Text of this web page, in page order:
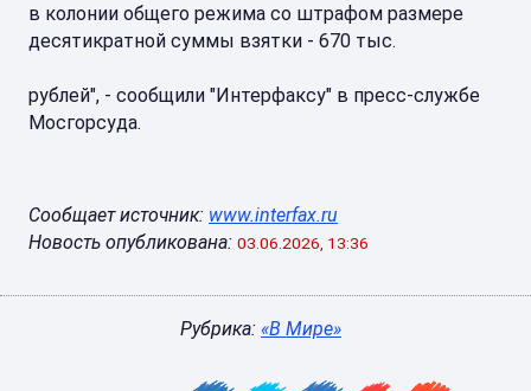
в колонии общего режима со штрафом размере
десятикратной суммы взятки - 670 тыс.
рублей", - сообщили "Интерфаксу" в пресс-службе
Мосгорсуда.
Сообщает источник: www.interfax.ru
Новость опубликована: 03.06.2026, 13:36
Рубрика: «В Мире»